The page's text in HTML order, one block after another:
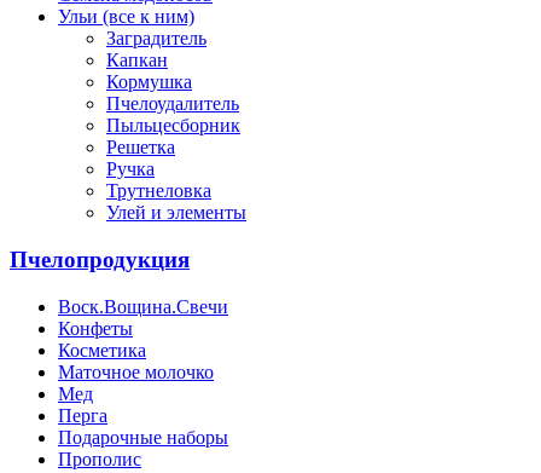
Ульи (все к ним)
Заградитель
Капкан
Кормушка
Пчелоудалитель
Пыльцесборник
Решетка
Ручка
Трутнеловка
Улей и элементы
Пчелопродукция
Воск.Вощина.Свечи
Конфеты
Косметика
Маточное молочко
Мед
Перга
Подарочные наборы
Прополис